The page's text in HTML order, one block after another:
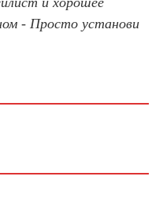
- Просто установи